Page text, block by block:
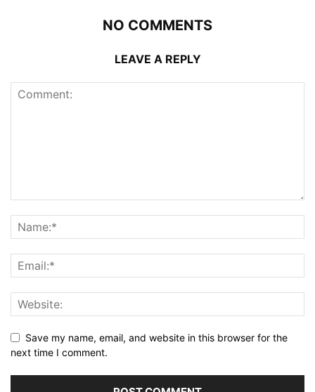
NO COMMENTS
LEAVE A REPLY
Save my name, email, and website in this browser for the
next time I comment.